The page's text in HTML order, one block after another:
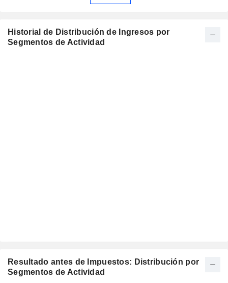
Historial de Distribución de Ingresos por
Segmentos de Actividad
Resultado antes de Impuestos: Distribución por
Segmentos de Actividad